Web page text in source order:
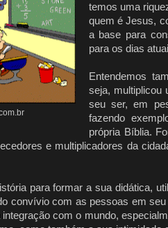
temos uma
quem é Jesus,
a base para
para os dias
Entendemos
seja, multiplicou
seu ser, em
fazendo
própria Bíblia.
e multiplicadores da
para formar a sua didática,
convívio com as pessoas em
com o mundo,